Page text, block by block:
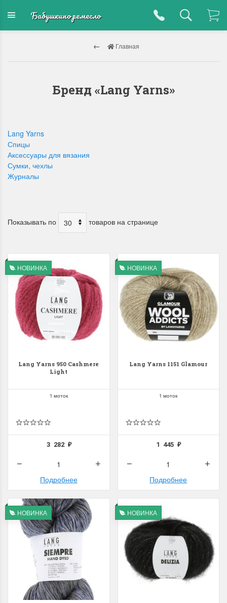
Бабушкино ремесло
Главная
Бренд «Lang Yarns»
Lang Yarns
Спицы
Аксессуары для вязания
Сумки, чехлы
Журналы
Показывать по товаров на странице
НОВИНКА
Lang Yarns 950 Cashmere
Light
1 моток
3 282 ₽
Подробнее
НОВИНКА
Lang Yarns 1151 Glamour
1 моток
1 445₽
Подробнее
НОВИНКА НОВИНКА